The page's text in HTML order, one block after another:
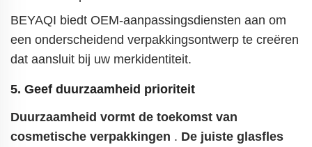
BEYAQI biedt OEM-aanpassingsdiensten aan om
een onderscheidend verpakkingsontwerp te creëren
dat aansluit bij uw merkidentiteit.
5. Geef duurzaamheid prioriteit
Duurzaamheid vormt de toekomst van
cosmetische verpakkingen . De juiste glasfles